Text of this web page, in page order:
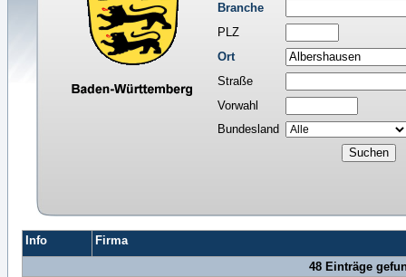
Branche
PLZ
Ort
Straße
Vorwahl
Bundesland
Info
Firma
48 Einträge